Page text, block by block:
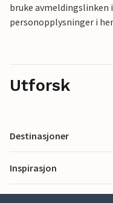
bruke avmeldingslinken
personopplysninger i
Utforsk
Destinasjoner
Inspirasjon